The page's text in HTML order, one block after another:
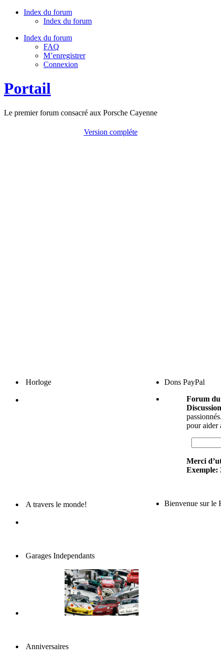
Index du forum
Index du forum
Index du forum
FAQ
M’enregistrer
Connexion
Portail
Le premier forum consacré aux Porsche Cayenne
Version compléte
Horloge
A travers le monde!
Garages Independants
Anniversaires
Dons PayPal
Forum du
pour aider
Merci
Exemple:
Bienvenue sur le